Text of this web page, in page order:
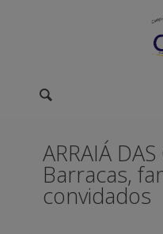
ARRAIÁ DAS
Barracas,
convidados